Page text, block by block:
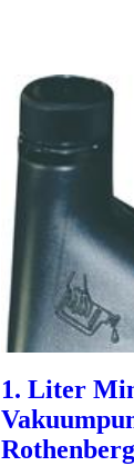
1. Liter